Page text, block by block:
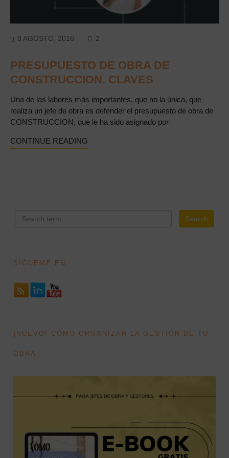
8 AGOSTO, 2016 2
PRESUPUESTO DE OBRA DE
CONSTRUCCION. CLAVES
Una de las labores más importantes, que no la única, que
realiza un jefe de obra es defender el presupuesto de obra de
CONSTRUCCION, que le ha sido asignado por
CONTINUE READING
SÍGUEME EN:
¡NUEVO! CÓMO ORGANIZAR LA GESTIÓN DE TU
OBRA